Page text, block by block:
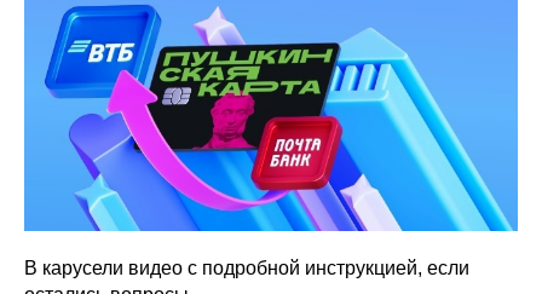
В карусели видео с подробной инструкцией, если